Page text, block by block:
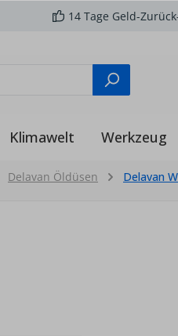
14 Tage Geld-
Klimawelt Werkzeug
Delavan Öldüsen Delavan W